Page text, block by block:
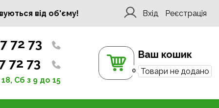
від об'єму! Вхід Реєстрація
72 73
72 73
Сб з 9 до 15
0
Ваш кошик
Товари не додано